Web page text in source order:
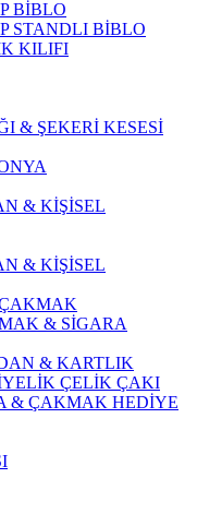
BİBLO
STANDLI BİBLO
KILIFI
& ŞEKERİ KESESİ
& KİŞİSEL
& KİŞİSEL
& SİGARA
& KARTLIK
ÇELİK ÇAKI
& ÇAKMAK HEDİYE